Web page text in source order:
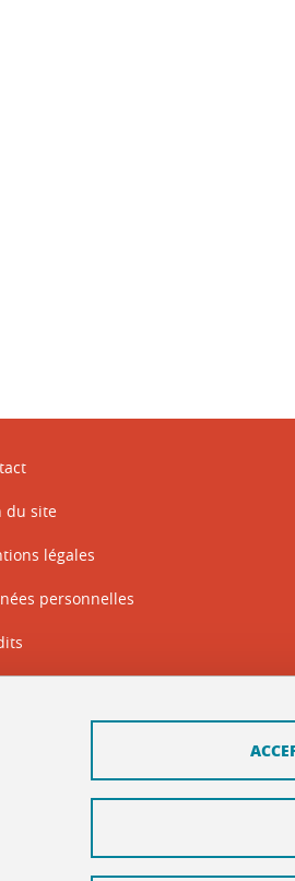
du site
légales
personnelles
DGD BAPSO - réseau doc